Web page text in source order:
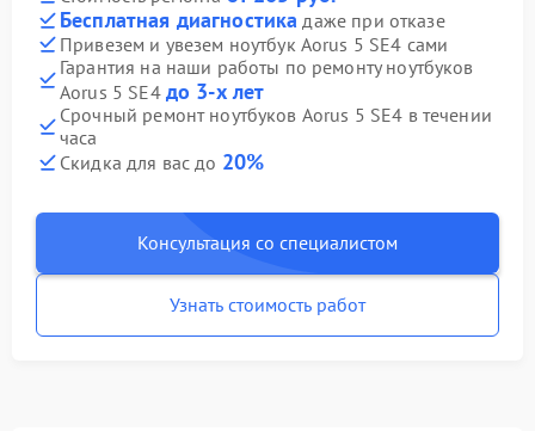
Бесплатная диагностика даже при отказе
Привезем и увезем ноутбук Aorus 5 SE4 сами
Гарантия на наши работы по ремонту ноутбуков
Aorus 5 SE4 до 3-х лет
Срочный ремонт ноутбуков Aorus 5 SE4 в течении
часа
Скидка для вас до 20%
Консультация со специалистом
Узнать стоимость работ